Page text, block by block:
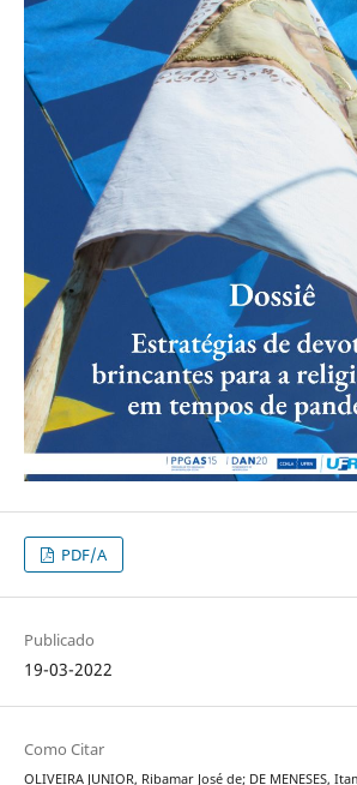
PDF/A
Publicado
19-03-2022
Como Citar
OLIVEIRA JUNIOR, Ribamar José de; DE MENESES,